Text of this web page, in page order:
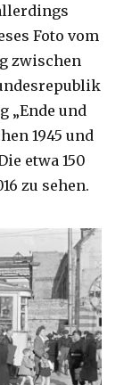
Foto vom
zwischen
„Ende und
1945 und
etwa 150
zu sehen.